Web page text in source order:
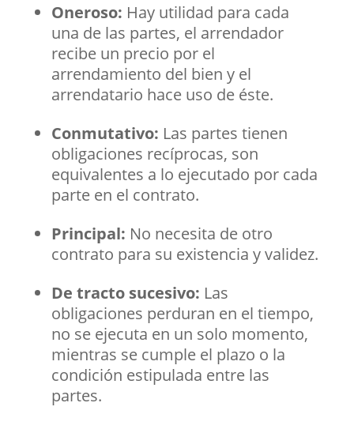
Oneroso: Hay utilidad para cada
una de las partes, el arrendador
recibe un precio por el
arrendamiento del bien y el
arrendatario hace uso de éste.
Conmutativo: Las partes tienen
obligaciones recíprocas, son
equivalentes a lo ejecutado por cada
parte en el contrato.
Principal: No necesita de otro
contrato para su existencia y validez.
De tracto sucesivo: Las
obligaciones perduran en el tiempo,
no se ejecuta en un solo momento,
mientras se cumple el plazo o la
condición estipulada entre las
partes.